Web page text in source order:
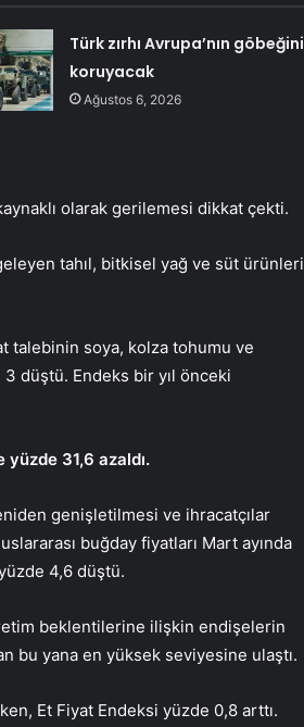
Türk zırhı Avrupa’nın göbeğini
koruyacak
Ağustos 6, 2026
olarak gerilemesi dikkat çekti.
tahıl, bitkisel yağ ve süt ürünleri
talebinin soya, kolza tohumu ve
3 düştü. Endeks bir yıl önceki
yüzde 31,6 azaldı.
genişletilmesi ve ihracatçılar
buğday fiyatları Mart ayında
4,6 düştü.
beklentilerine ilişkin endişelerin
bu yana en yüksek seviyesine ulaştı.
Et Fiyat Endeksi yüzde 0,8 arttı.